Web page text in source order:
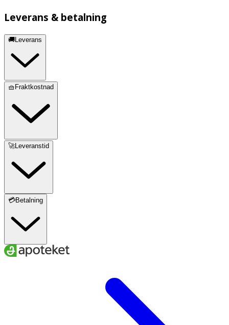
Leverans & betalning
🚚Leverans
🧺Fraktkostnad
🚀Leveranstid
💳Betalning